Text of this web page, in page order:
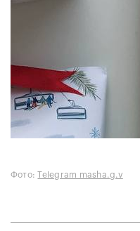
Фото: Telegram masha.g.v